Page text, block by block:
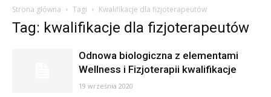
Strona główna Tagi Kwalifikacje dla fizjoterapeutów
Tag: kwalifikacje dla fizjoterapeutów
Odnowa biologiczna z elementami
Wellness i Fizjoterapii kwalifikacje
19 września 2020